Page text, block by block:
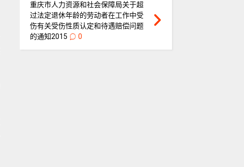
重庆市人力资源和社会保障局关于超
过法定退休年龄的劳动者在工作中受
伤有关受伤性质认定和待遇赔偿问题
的通知2015
0